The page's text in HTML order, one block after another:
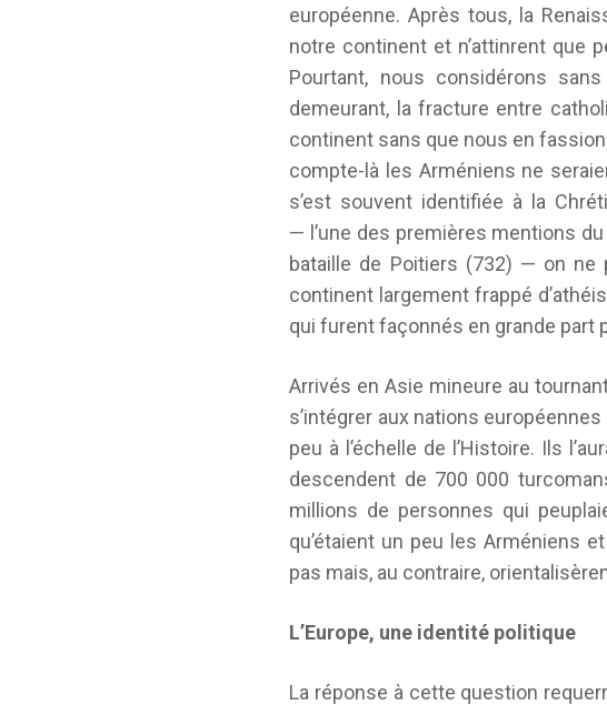
européenne. Après tous, la
notre continent et n’attinrent que
Pourtant, nous considérons
demeurant, la fracture entre
continent sans que nous en
compte-là les Arméniens ne
s’est souvent identifiée à la
— l’une des premières mentions
bataille de Poitiers (732) — on ne
continent largement frappé
qui furent façonnés en grande part
Arrivés en Asie mineure au
s’intégrer aux nations
peu à l’échelle de l’Histoire. Ils
descendent de 700 000
millions de personnes qui
qu’étaient un peu les Arméniens
pas mais, au contraire,
L’Europe, une identité politique
La réponse à cette question